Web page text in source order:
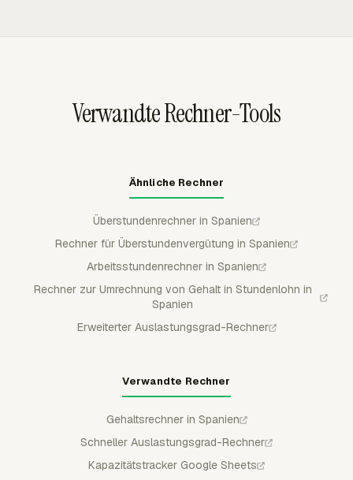
Verwandte Rechner-Tools
Ähnliche Rechner
Überstundenrechner in Spanien
Rechner für Überstundenvergütung in Spanien
Arbeitsstundenrechner in Spanien
Rechner zur Umrechnung von Gehalt in Stundenlohn in
Spanien
Erweiterter Auslastungsgrad-Rechner
Verwandte Rechner
Gehaltsrechner in Spanien
Schneller Auslastungsgrad-Rechner
Kapazitätstracker Google Sheets